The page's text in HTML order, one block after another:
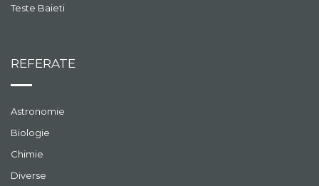
Teste Baieti
REFERATE
Astronomie
Biologie
Chimie
Diverse